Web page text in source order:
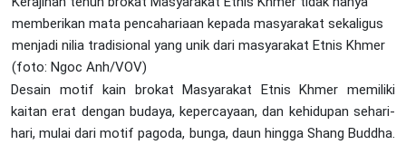
memberikan mata pencahariaan kepada masyarakat sekaligus
menjadi nilia tradisional yang unik dari masyarakat Etnis Khmer
(foto: Ngoc Anh/VOV)
Desain motif kain brokat Masyarakat Etnis Khmer memiliki
kaitan erat dengan budaya, kepercayaan, dan kehidupan sehari-
hari, mulai dari motif pagoda, bunga, daun hingga Shang Buddha.